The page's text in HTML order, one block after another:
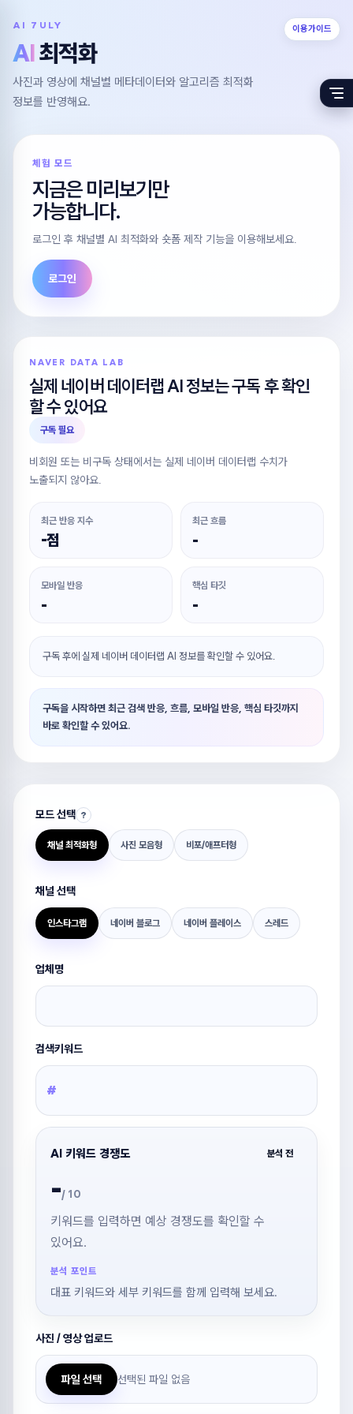
AI 7ULY
AI최적화
사진과 영상에 채널별 메타데이터와 알고리즘 최적화
정보를 반영해요.
이용가이드
체험 모드
지금은 미리보기만
가능합니다.
로그인 후 채널별 AI 최적화와 숏폼 제작 기능을 이용해보세요.
로그인
NAVER DATA LAB
실제 네이버 데이터랩 AI 정보는 구독 후 확인
할 수 있어요
구독 필요
비회원 또는 비구독 상태에서는 실제 네이버 데이터랩 수치가
노출되지 않아요.
최근 반응 지수
-점
최근 흐름
-
모바일 반응
-
핵심 타깃
-
구독 후에 실제 네이버 데이터랩 AI 정보를 확인할 수 있어요.
구독을 시작하면 최근 검색 반응, 흐름, 모바일 반응, 핵심 타깃까지
바로 확인할 수 있어요.
모드 선택 ?
채널 최적화형 사진 모음형 비포/애프터형
채널 선택
인스타그램 네이버 블로그 네이버 플레이스 스레드
업체명
검색키워드
#
AI 키워드 경쟁도 분석 전
-/ 10
키워드를 입력하면 예상 경쟁도를 확인할 수
있어요.
분석 포인트
대표 키워드와 세부 키워드를 함께 입력해 보세요.
사진 / 영상 업로드
파일 선택 선택된 파일 없음
JULY SHORTS
로그인
로그인 후 AI최적화와를 이용할 수 있어요.